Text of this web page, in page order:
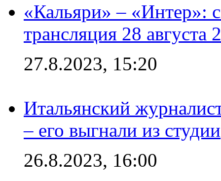
«Кальяри» – «Интер»:
трансляция 28 августа
27.8.2023, 15:20
Итальянский
– его выгнали из студии
26.8.2023, 16:00